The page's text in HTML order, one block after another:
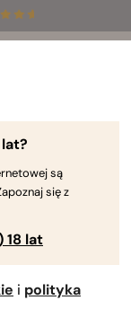
są
się z
18 lat
i polityka